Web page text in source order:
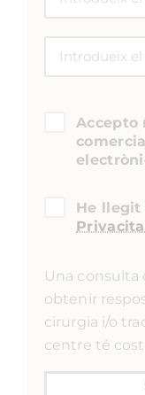
Accepto
He llegit
Una consulta
obtenir
cirurgia i/o
centre té cost.